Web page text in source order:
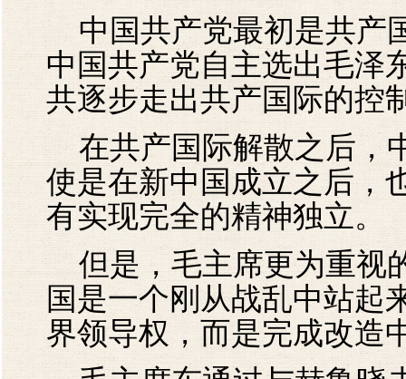
中国共产党最初是共产
中国共产党自主选出毛泽
共逐步走出共产国际的控
在共产国际解散之后，
使是在新中国成立之后，
有实现完全的精神独立。
但是，毛主席更为重视
国是一个刚从战乱中站起
界领导权，而是完成改造